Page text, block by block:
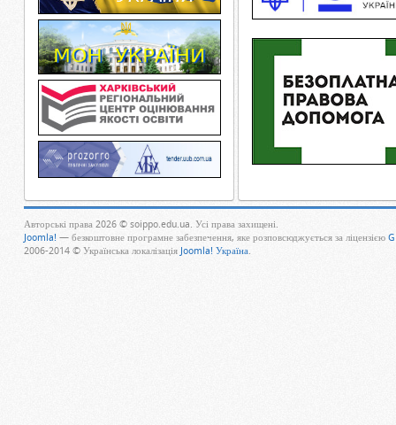
Авторські права 2026 © soippo.edu.ua. Усі права захищені.
Joomla! — безкоштовне програмне забезпечення, яке розповсюджується за ліцензією
2006-2014 © Українська локалізація Joomla! Україна.